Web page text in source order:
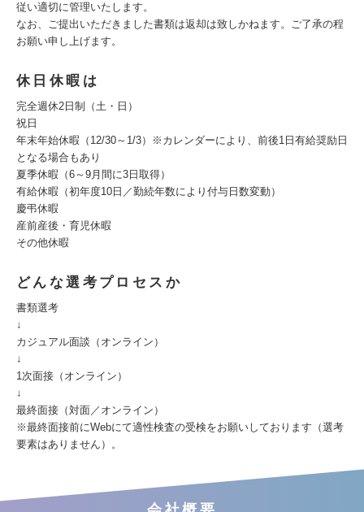
従い適切に管理いたします。
なお、ご提出いただきました書類は返却は致しかねます。ご了承の程
お願い申し上げます。
休日休暇は
完全週休2日制（土・日）
祝日
年末年始休暇（12/30～1/3）※カレンダーにより、前後1日有給奨励日
となる場合もあり
夏季休暇（6～9月間に3日取得）
有給休暇（初年度10日／勤続年数により付与日数変動）
慶弔休暇
産前産後・育児休暇
その他休暇
どんな選考プロセスか
書類選考
↓
カジュアル面談（オンライン）
↓
1次面接（オンライン）
↓
最終面接（対面／オンライン）
※最終面接前にWebにて適性検査の受検をお願いしております（選考
要素はありません）。